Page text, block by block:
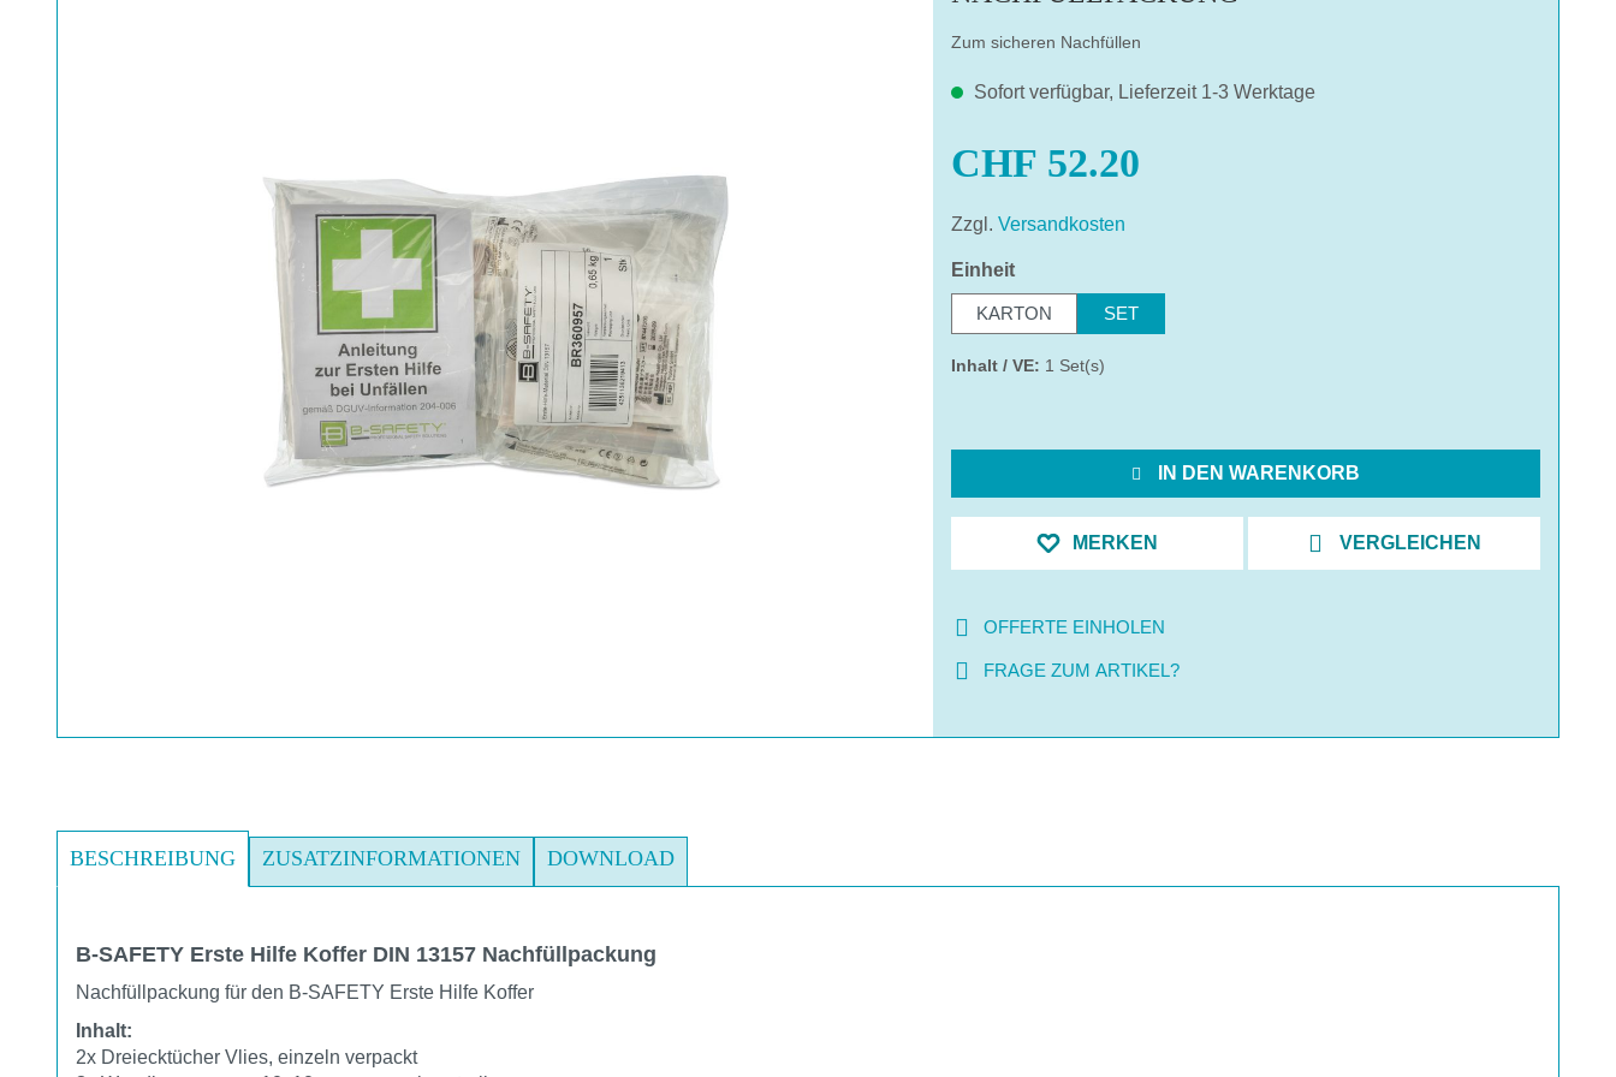
Zum sicheren Nachfüllen
Sofort verfügbar, Lieferzeit 1-3 Werktage
CHF 52.20
Zzgl. Versandkosten
Einheitauswählen
KARTON SET
Inhalt / VE: 1 Set(s)
IN DEN WARENKORB
MERKEN VERGLEICHEN
OFFERTE EINHOLEN
FRAGE ZUM ARTIKEL?
BESCHREIBUNG ZUSATZINFORMATIONEN DOWNLOAD
B-SAFETY Erste Hilfe Koffer DIN 13157 Nachfüllpackung
Nachfüllpackung für den B-SAFETY Erste Hilfe Koffer
Inhalt:
2x Dreiecktücher Vlies, einzeln verpackt